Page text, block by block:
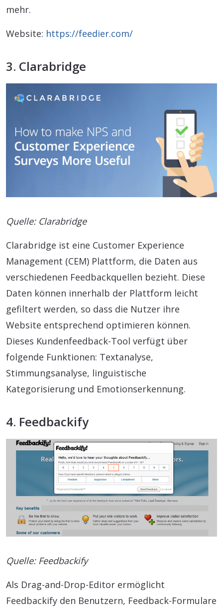
mehr.
Website: https://feedier.com/
3. Clarabridge
Quelle: Clarabridge
Clarabridge ist eine Customer Experience
Management (CEM) Plattform, die Daten aus
verschiedenen Feedbackquellen bezieht. Diese
Daten können innerhalb der Plattform leicht
gefiltert werden, so dass die Nutzer ihre
Website entsprechend optimieren können.
Dieses Kundenfeedback-Tool verfügt über
folgende Funktionen: Textanalyse,
Stimmungsanalyse, linguistische
Kategorisierung und Emotionserkennung.
4. Feedbackify
Quelle: Feedbackify
Als Drag-and-Drop-Editor ermöglicht
Feedbackify den Benutzern, Feedback-Formulare